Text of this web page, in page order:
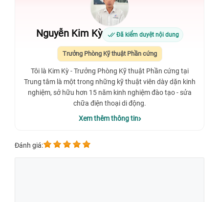
Nguyễn Kim Kỳ Đã kiểm duyệt nội dung
Trưởng Phòng Kỹ thuật Phần cứng
Tôi là Kim Kỳ - Trưởng Phòng Kỹ thuật Phần cứng tại
Trung tâm là một trong những kỹ thuật viên dày dặn kinh
nghiệm, sở hữu hơn 15 năm kinh nghiệm đào tạo - sửa
chữa điện thoại di động.
Xem thêm thông tin
Đánh giá: